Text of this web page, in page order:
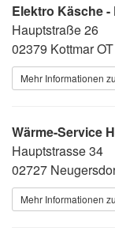
Elektro Käsche
Hauptstraße 26
02379 Kottmar
Mehr Informationen
Wärme-Service
Hauptstrasse 34
02727
Mehr Informationen